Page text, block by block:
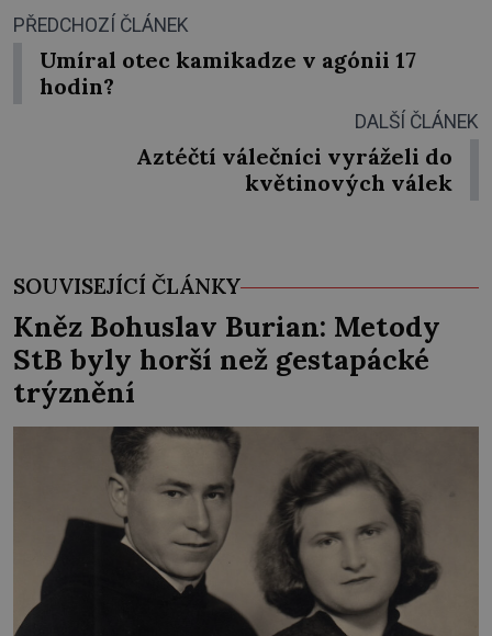
PŘEDCHOZÍ ČLÁNEK
Umíral otec kamikadze v agónii 17
hodin?
DALŠÍ ČLÁNEK
Aztéčtí válečníci vyráželi do
květinových válek
SOUVISEJÍCÍ ČLÁNKY
Kněz Bohuslav Burian: Metody
StB byly horší než gestapácké
trýznění